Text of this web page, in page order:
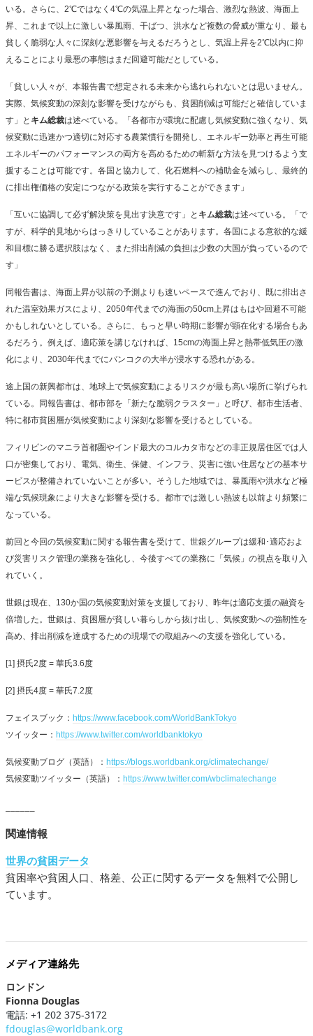
いる。さらに、2℃ではなく4℃の気温上昇となった場合、激烈な熱波、海面上
昇、これまで以上に激しい暴風雨、干ばつ、洪水など複数の脅威が重なり、最も
貧しく脆弱な人々に深刻な悪影響を与えるだろうとし、気温上昇を2℃以内に抑
えることにより最悪の事態はまだ回避可能だとしている。
「貧しい人々が、本報告書で想定される未来から逃れられないとは思いません。
実際、気候変動の深刻な影響を受けながらも、貧困削減は可能だと確信していま
す」と キム総裁は述べている。「各都市が環境に配慮し気候変動に強くなり、気
候変動に迅速かつ適切に対応する農業慣行を開発し、エネルギー効率と再生可能
エネルギーのパフォーマンスの両方を高めるための斬新な方法を見つけるよう支
援することは可能です。各国と協力して、化石燃料への補助金を減らし、最終的
に排出権価格の安定につながる政策を実行することができます」
「互いに協調して必ず解決策を見出す決意です」と キム総裁は述べている。「で
すが、科学的見地からはっきりしていることがあります。各国による意欲的な緩
和目標に勝る選択肢はなく、また排出削減の負担は少数の大国が負っているので
す」
同報告書は、海面上昇が以前の予測よりも速いペースで進んでおり、既に排出さ
れた温室効果ガスにより、2050年代までの海面の50cm上昇はもはや回避不可能
かもしれないとしている。さらに、もっと早い時期に影響が顕在化する場合もあ
るだろう。例えば、適応策を講じなければ、15cmの海面上昇と熱帯低気圧の激
化により、2030年代までにバンコクの大半が浸水する恐れがある。
途上国の新興都市は、地球上で気候変動によるリスクが最も高い場所に挙げられ
ている。同報告書は、都市部を「新たな脆弱クラスター」と呼び、都市生活者、
特に都市貧困層が気候変動により深刻な影響を受けるとしている。
フィリピンのマニラ首都圏やインド最大のコルカタ市などの非正規居住区では人
口が密集しており、電気、衛生、保健、インフラ、災害に強い住居などの基本サ
ービスが整備されていないことが多い。そうした地域では、暴風雨や洪水など極
端な気候現象により大きな影響を受ける。都市では激しい熱波も以前より頻繁に
なっている。
前回と今回の気候変動に関する報告書を受けて、世銀グループは緩和･適応およ
び災害リスク管理の業務を強化し、今後すべての業務に「気候」の視点を取り入
れていく。
世銀は現在、130か国の気候変動対策を支援しており、昨年は適応支援の融資を
倍増した。世銀は、貧困層が貧しい暮らしから抜け出し、気候変動への強靭性を
高め、排出削減を達成するための現場での取組みへの支援を強化している。
[1] 摂氏2度 = 華氏3.6度
[2] 摂氏4度 = 華氏7.2度
フェイスブック： https://www.facebook.com/WorldBankTokyo
ツイッター： https://www.twitter.com/worldbanktokyo
気候変動ブログ（英語）： https://blogs.worldbank.org/climatechange/
気候変動ツイッター（英語）： https://www.twitter.com/wbclimatechange
関連情報
世界の貧困データ
貧困率や貧困人口、格差、公正に関するデータを無料で公開し
ています。
メディア連絡先
ロンドン
Fionna Douglas
電話: +1 202 375-3172
fdouglas@worldbank.org